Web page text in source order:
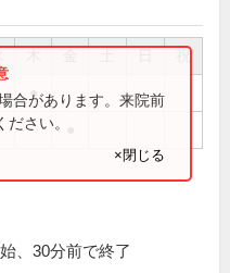
祝
●
合があります。来院前
さい。
×閉じる
、30分前で終了